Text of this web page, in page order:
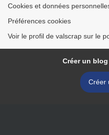
Cookies et données
Préférences cookies
Voir le profil de valscrap sur le
Créer un
Créer